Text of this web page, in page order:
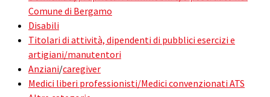
Comune di Bergamo
Disabili
Titolari di attività, dipendenti di pubblici esercizi e
artigiani/manutentori
Anziani/caregiver
Medici liberi professionisti/Medici convenzionati ATS